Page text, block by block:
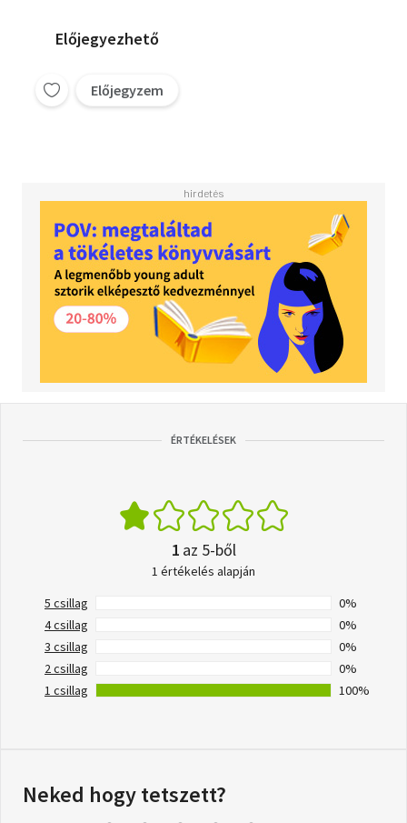
Előjegyezhető
Előjegyzem
ÉRTÉKELÉSEK
1 az 5-ből
1 értékelés alapján
5 csillag
0%
4 csillag
0%
3 csillag
0%
2 csillag
0%
1 csillag
100%
Neked hogy tetszett?